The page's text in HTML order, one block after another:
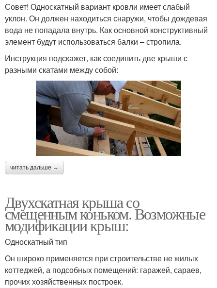
Совет! Односкатный вариант кровли имеет слабый
уклон. Он должен находиться снаружи, чтобы дождевая
вода не попадала внутрь. Как основной конструктивный
элемент будут использоваться балки – стропила.
Инструкция подскажет, как соединить две крыши с
разными скатами между собой:
читать дальше →
Двухскатная крыша со
смещенным коньком. Возможные
модификации крыш:
Односкатный тип
Он широко применяется при строительстве не жилых
коттеджей, а подсобных помещений: гаражей, сараев,
прочих хозяйственных построек.